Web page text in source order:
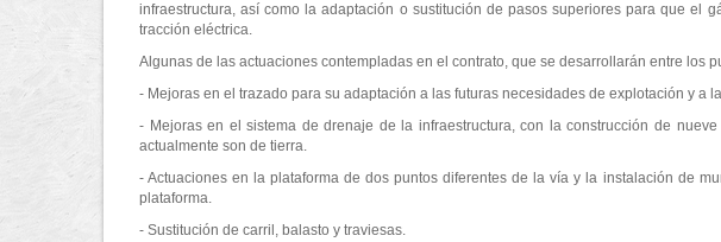
infraestructura, así como la adaptación o sustitución de pasos superiores para que el
tracción eléctrica.
Algunas de las actuaciones contempladas en el contrato, que se desarrollarán entre los
- Mejoras en el trazado para su adaptación a las futuras necesidades de explotación y a
- Mejoras en el sistema de drenaje de la infraestructura, con la construcción de
actualmente son de tierra.
- Actuaciones en la plataforma de dos puntos diferentes de la vía y la instalación de
plataforma.
- Sustitución de carril, balasto y traviesas.